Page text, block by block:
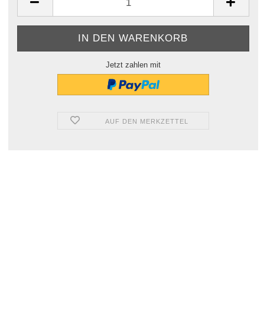
Jetzt zahlen mit
AUF DEN MERKZETTEL